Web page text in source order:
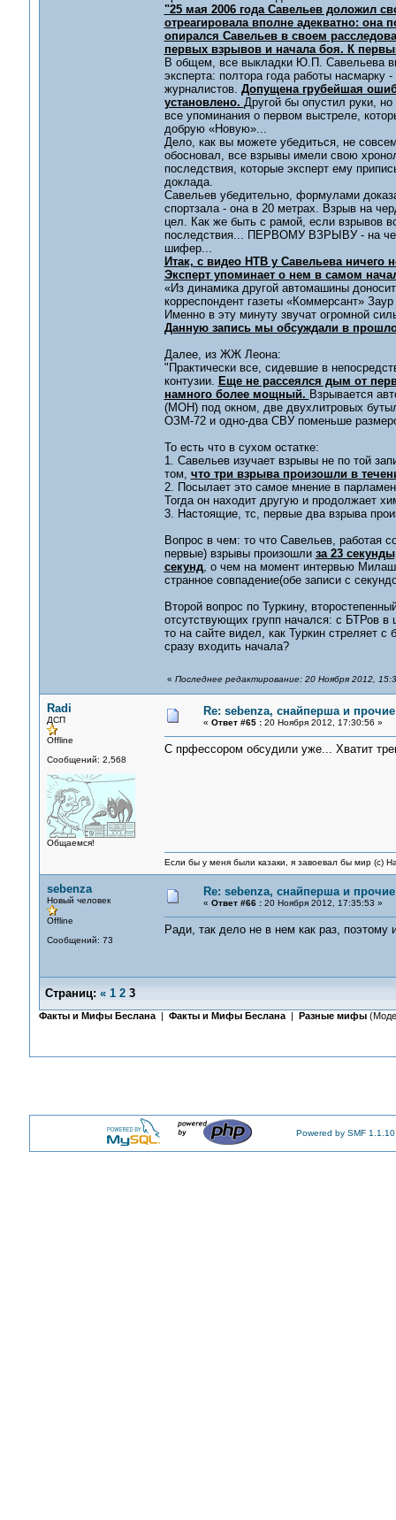
"25 мая 2006 года Савельев доложил
отреагировала вполне адекватно:
опирался Савельев в своем
первых взрывов и начала боя. К
В общем, все выкладки Ю.П. Савельева
эксперта: полтора года работы насмарку
журналистов. Допущена грубейшая
установлено. Другой бы опустил руки,
все упоминания о первом выстреле,
добрую «Новую»...
Дело, как вы можете убедиться, не
обосновал, все взрывы имели свою
последствия, которые эксперт ему
доклада.
Савельев убедительно, формулами
спортзала - она в 20 метрах. Взрыв на
цел. Как же быть с рамой, если взрывов
последствия... ПЕРВОМУ ВЗРЫВУ - на
шифер...
Итак, с видео НТВ у Савельева ничего
Эксперт упоминает о нем в самом
«Из динамика другой автомашины
корреспондент газеты «Коммерсант»
Именно в эту минуту звучат огромной
Данную запись мы обсуждали в
Далее, из ЖЖ Леона:
"Практически все, сидевшие в
контузии. Еще не рассеялся дым от
намного более мощный. Взрывается
(МОН) под окном, две двухлитровых
ОЗМ-72 и одно-два СВУ поменьше
То есть что в сухом остатке:
1. Савельев изучает взрывы не по той
том, что три взрыва произошли в
2. Посылает это самое мнение в
Тогда он находит другую и продолжает
3. Настоящие, тс, первые два взрыва
Вопрос в чем: то что Савельев, работая
первые) взрывы произошли за 23
секунд, о чем на момент интервью
странное совпадение(обе записи с
Второй вопрос по Туркину,
отсутствующих групп начался: с БТРов
то на сайте видел, как Туркин стреляет
сразу входить начала?
« Последнее редактирование: 20 Ноября 2012,
Radi
ДСП
Offline
Сообщений: 2,568
Общаемся!
Re: sebenza, снайперша и
« Ответ #65 :20 Ноября 2012, 17:30:56 »
С прфессором обсудили уже... Хватит
Если бы у меня были казаки, я завоевал бы мир (с)
sebenza
Новый человек
Offline
Сообщений: 73
Re: sebenza, снайперша и
« Ответ #66 :20 Ноября 2012, 17:35:53 »
Ради, так дело не в нем как раз, поэтому
Страниц: « 1 2 3
Факты и Мифы Беслана| Факты и Мифы Беслана| Разные мифы
Powered by SMF 1.1.10